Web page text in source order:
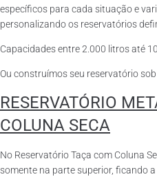
específicos para cada situação e
personalizando os reservatórios
Capacidades entre 2.000 litros até
Ou construímos seu reservatório sob
RESERVATÓRIO
COLUNA SECA
No Reservatório Taça com Coluna
somente na parte superior, ficando